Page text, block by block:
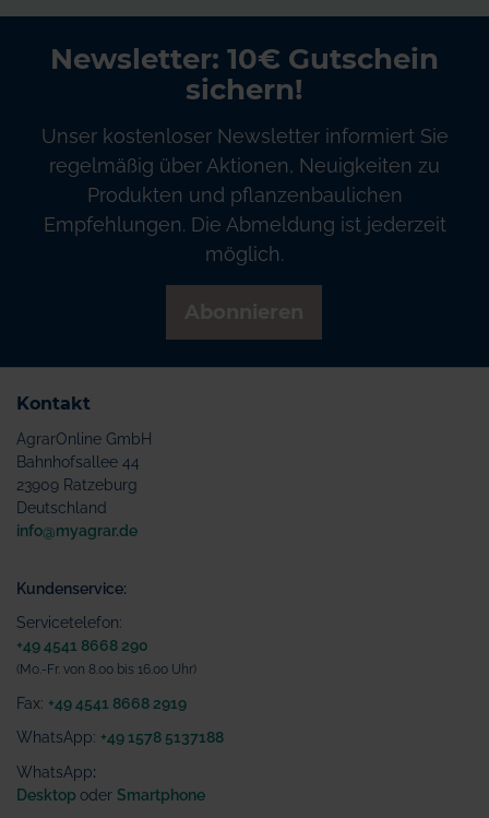
Newsletter: 10€ Gutschein
sichern!
Unser kostenloser Newsletter informiert Sie
regelmäßig über Aktionen, Neuigkeiten zu
Produkten und pflanzenbaulichen
Empfehlungen. Die Abmeldung ist jederzeit
möglich.
Kontakt
AgrarOnline GmbH
Bahnhofsallee 44
23909 Ratzeburg
Deutschland
info@myagrar.de
Kundenservice:
Servicetelefon:
+49 4541 8668 290
(Mo.-Fr. von 8.00 bis 16.00 Uhr)
Fax: +49 4541 8668 2919
WhatsApp: +49 1578 5137188
WhatsApp:
Desktop oder Smartphone